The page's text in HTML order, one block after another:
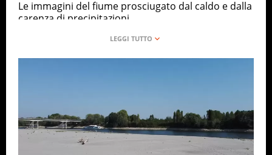
Le immagini del fiume prosciugato dal caldo e dalla
carenza di precipitazioni